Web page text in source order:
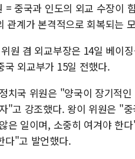
중국과 인도의 외교 수장이
관계가 본격적으로 회복되는
원 겸 외교부장은 14일 베이
국 외교부가 15일 전했다.
치국 위원은 "양국이 장기적
"고 강조했다. 왕이 위원은 "
은 일이며, 소중히 여겨야 한
다"고 발언했다.